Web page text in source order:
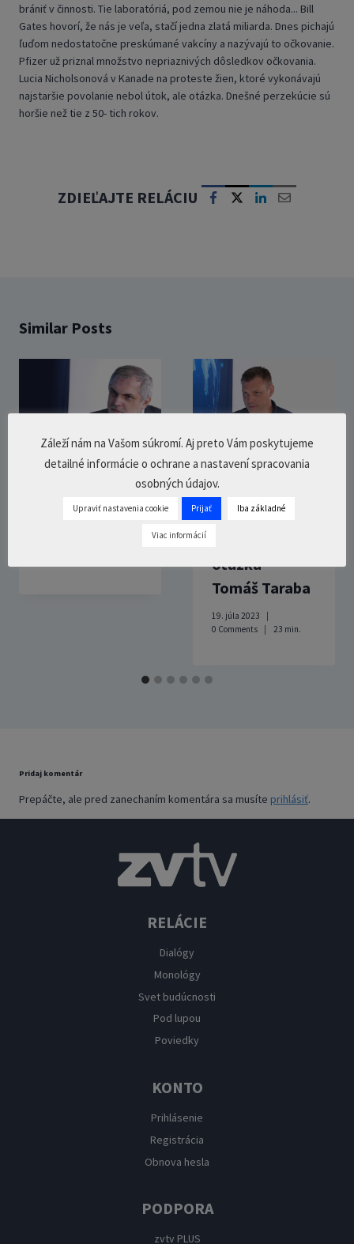
brániť v činnosti. Tie laboratóriá, pod zemou nie je náhoda... Bill
Gates hovorí, že nás je veľa, stačí jedna zlatá miliarda. Dnes pichajú
ľuďom nedostatočne preskúmané vakcíny a nazývajú to očkovanie.
Pfizer už priznal množstvo nepriaznivých dôsledkov očkovania.
Lucia Nicholsonová v Kanade na proteste žien, ktoré vykonávajú
najstaršie povolanie nebol útok, ale otázka. Dnešné perzekúcie sú
horšie než tie z 50- tich rokov.
ZDIEĽAJTE RELÁCIU
Similar Posts
Roman
(10.12.2020)
V týchto
voľbách bude
priorita
otázka –
Tomáš Taraba
19. júla 2023
0 Comments
23 min.
Pridaj komentár
Prepáčte, ale pred zanechaním komentára sa musíte prihlásiť.
RELÁCIE
Dialógy
Monológy
Svet budúcnosti
Pod lupou
Poviedky
KONTO
Prihlásenie
Registrácia
Obnova hesla
PODPORA
zvtv PLUS
Záleží nám na Vašom súkromí. Aj preto Vám poskytujeme
detailné informácie o ochrane a nastavení spracovania
osobných údajov.
Upraviť nastavenia cookie Prijať Iba základné
Viac informácií